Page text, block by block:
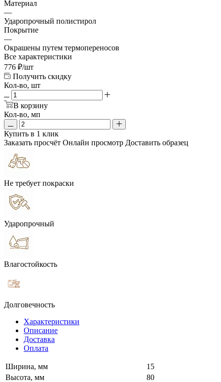
Материал
—
Ударопрочный полистирол
Покрытие
—
Окрашены путем термопереносов
Все характеристики
776 ₽/шт
Получить скидку
Кол-во, шт
В корзину
Кол-во, мп
Купить в 1 клик
Заказать просчёт Онлайн просмотр Доставить образец
Не требует покраски
Ударопрочный
Влагостойкость
Долговечность
Характеристики
Описание
Доставка
Оплата
Ширина, мм
15
Высота, мм
80